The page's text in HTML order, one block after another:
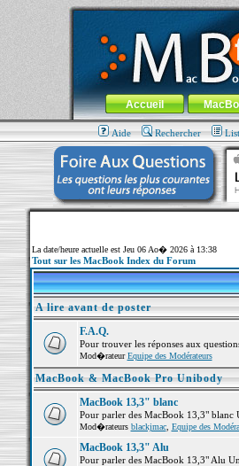
MacBook-fr.com : 100% Apple... 100%
Aller au contenu-Aller au menu
Menu général
Accueil
Aide Rechercher
La date/heure actuelle est Jeu 06 Ao� 2026 à 13:38
Tout sur les MacBook Index du Forum
A lire avant de poster
F.A.Q.
Pour trouver les réponses aux
Mod�rateurEquipe des Modérateurs
MacBook & MacBook Pro Unibody
MacBook 13,3" blanc
Pour parler des MacBook 13,3" blanc
Mod�rateurs blackjmac, Equipe des
MacBook 13,3" Alu
Pour parler des MacBook 13,3" Alu